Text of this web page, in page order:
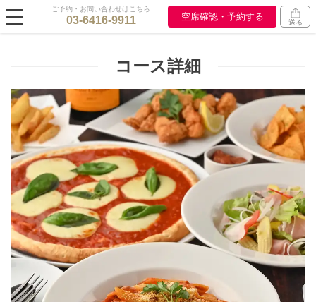
ご予約・お問い合わせはこちら
03-6416-9911 空席確認・予約する 送る
コース詳細